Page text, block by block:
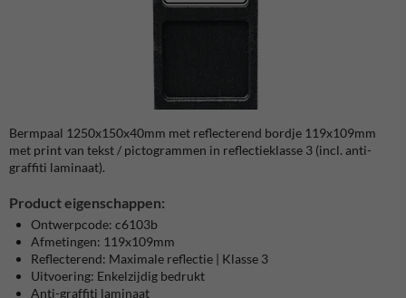
Bermpaal 1250x150x40mm met reflecterend bordje 119x109mm
met print van tekst / pictogrammen in reflectieklasse 3 (incl. anti-
graffiti laminaat).
Product eigenschappen:
Ontwerpcode: c6103b
Afmetingen: 119x109mm
Reflecterend: Maximale reflectie | Klasse 3
Uitvoering: Enkelzijdig bedrukt
Anti-graffiti laminaat